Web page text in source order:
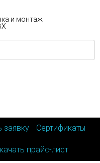
и монтаж
заявку Сертификаты
прайс-лист